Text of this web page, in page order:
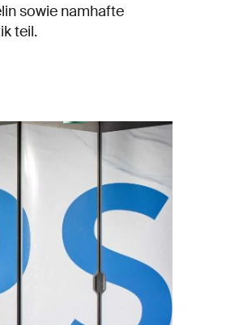
sowie namhafte
teil.